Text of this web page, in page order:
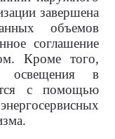
завершена
объемов
соглашение
Кроме того,
освещения в
с помощью